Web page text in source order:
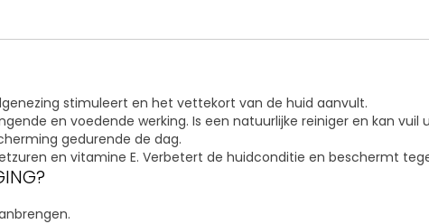
stimuleert en het vettekort van de huid aanvult.
en voedende werking. Is een natuurlijke reiniger en kan vuil
gedurende de dag.
en vitamine E. Verbetert de huidconditie en beschermt